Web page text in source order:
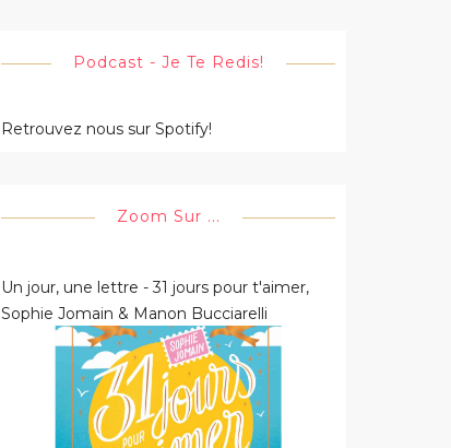
Podcast - Je Te Redis!
Retrouvez nous sur Spotify!
Zoom Sur ...
Un jour, une lettre - 31 jours pour t'aimer,
Sophie Jomain & Manon Bucciarelli